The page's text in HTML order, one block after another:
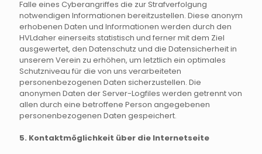
Falle eines Cyberangriffes die zur Strafverfolgung
notwendigen Informationen bereitzustellen. Diese anonym
erhobenen Daten und Informationen werden durch den
HVLdaher einerseits statistisch und ferner mit dem Ziel
ausgewertet, den Datenschutz und die Datensicherheit in
unserem Verein zu erhöhen, um letztlich ein optimales
Schutzniveau für die von uns verarbeiteten
personenbezogenen Daten sicherzustellen. Die
anonymen Daten der Server-Logfiles werden getrennt von
allen durch eine betroffene Person angegebenen
personenbezogenen Daten gespeichert.
5. Kontaktmöglichkeit über die Internetseite